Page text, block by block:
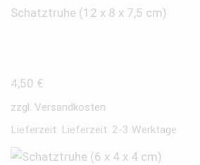
Schatztruhe (12 x 8 x 7,5 cm)
4,50 €
zzgl. Versandkosten
Lieferzeit: Lieferzeit: 2-3 Werktage